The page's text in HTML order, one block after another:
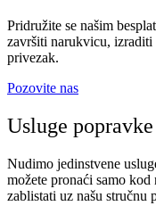
Pridružite se našim
završiti narukvicu,
privezak.
Pozovite nas
Usluge
Nudimo jedinstvene
možete pronaći samo
zablistati uz našu stručnu